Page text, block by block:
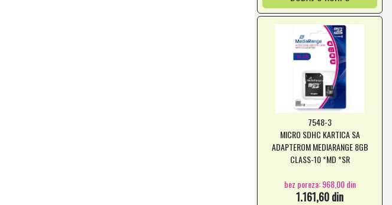
7548-3
MICRO SDHC KARTICA SA
ADAPTEROM MEDIARANGE 8GB
CLASS-10 *MD *SR
bez poreza: 968,00 din
1.161,60 din